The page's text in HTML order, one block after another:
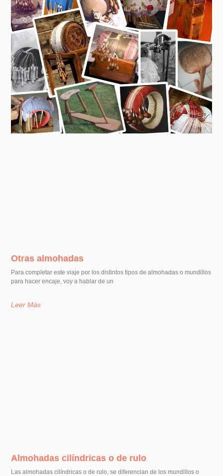
Otras almohadas
Para completar este viaje por los distintos tipos de almohadas o mundillos
para hacer encaje, voy a hablar de un
Leer Más
Almohadas cilíndricas o de rulo
Las almohadas cilíndricas o de rulo, se diferencian de los mundillos o